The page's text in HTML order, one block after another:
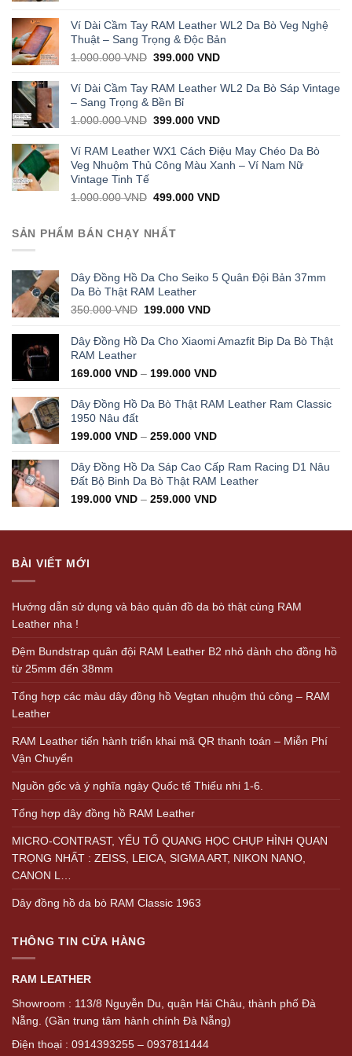
was:
1.000.000 VND.
is:
429.000 VND.
Ví Dài Cầm Tay RAM Leather WL2 Da Bò Veg Nghệ
Thuật – Sang Trọng & Độc Bản
1.000.000VND Original
was:
1.000.000 VND.
399.000VNDCurrent
is:
Ví Dài Cầm Tay RAM Leather WL2 Da Bò Sáp Vintage
– Sang Trọng & Bền Bỉ
1.000.000VND Original
was:
1.000.000 VND.
399.000VNDCurrent
is:
399.000 VND.
Ví RAM Leather WX1 Cách Điệu May Chéo Da Bò
Veg Nhuộm Thủ Công Màu Xanh – Ví Nam Nữ
Vintage Tinh Tế
1.000.000VND Original
was:
1.000.000 VND.
499.000VNDCurrent
SẢN PHẨM BÁN CHẠY NHẤT
Dây Đồng Hồ Da Cho Seiko 5 Quân Đội Bản 37mm
Da Bò Thật RAM Leather
350.000VND Original
was:
199.000VNDCurrent
is:
199.000 VND.
Dây Đồng Hồ Da Cho Xiaomi Amazfit Bip Da Bò Thật
RAM Leather
169.000 VND – 199.000 VND
Dây Đồng Hồ Da Bò Thật RAM Leather Ram Classic
1950 Nâu đất
199.000 VND – 259.000 VND
Dây Đồng Hồ Da Sáp Cao Cấp Ram Racing D1 Nâu
Đất Bộ Binh Da Bò Thật RAM Leather
199.000 VND – 259.000 VND
BÀI VIẾT MỚI
Hướng dẫn sử dụng và bảo quản đồ da bò thật cùng RAM
Leather nha !
Đệm Bundstrap quân đội RAM Leather B2 nhỏ dành cho đồng hồ
từ 25mm đến 38mm
Tổng hợp các màu dây đồng hồ Vegtan nhuộm thủ công – RAM
Leather
RAM Leather tiến hành triển khai mã QR thanh toán – Miễn Phí
Vận Chuyển
Nguồn gốc và ý nghĩa ngày Quốc tế Thiếu nhi 1-6.
Tổng hợp dây đồng hồ RAM Leather
MICRO-CONTRAST, YẾU TỐ QUANG HỌC CHỤP HÌNH QUAN
TRỌNG NHẤT : ZEISS, LEICA, SIGMA ART, NIKON NANO,
CANON L…
Dây đồng hồ da bò RAM Classic 1963
THÔNG TIN CỬA HÀNG
RAM LEATHER
Showroom : 113/8 Nguyễn Du, quận Hải Châu, thành phố Đà
Nẵng. (Gần trung tâm hành chính Đà Nẵng)
Điện thoại : 0914393255 – 0937811444